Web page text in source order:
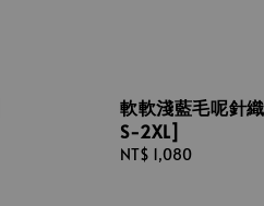
軟軟淺藍毛呢針
S-2XL]
Regular
NT$ 1,080